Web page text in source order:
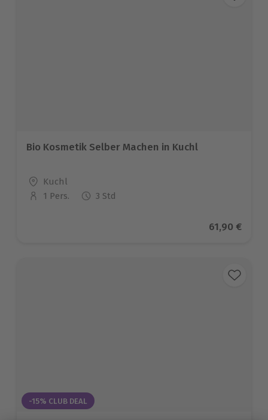
Bio Kosmetik Selber Machen in Kuchl
Standort
Kuchl
Anzahl der Teilnehmer
1 Pers. 3 Std
Aktueller
61,90 €
-15% CLUB DEAL